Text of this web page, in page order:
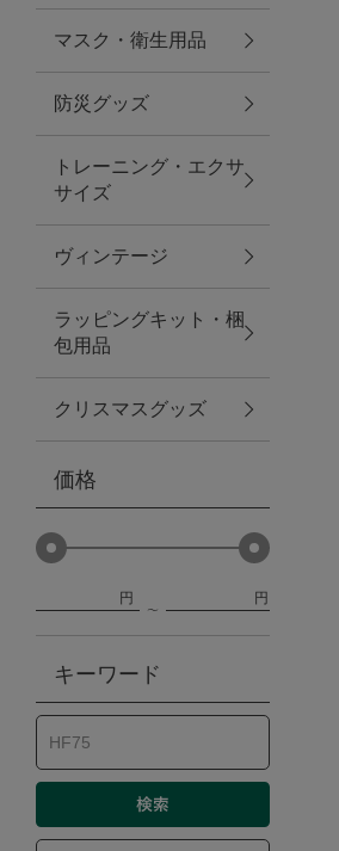
スマホケース・アクセサリー
ポーチ
ステーショナリー
その他
紅茶・フード
防災グッズ・非常食
トレーニング
ヴィンテージ
マスク・衛生用品
防災グッズ
トレーニング・エクサ
サイズ
ヴィンテージ
ラッピングキット・梱
包用品
クリスマスグッズ
価格
円 円
キーワード